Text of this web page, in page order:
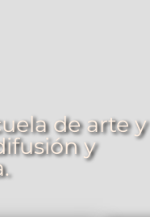
de arte y
y